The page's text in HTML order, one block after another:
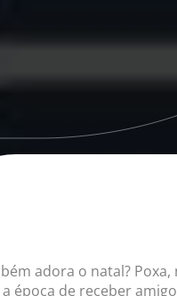
adora o natal?
a época de receber